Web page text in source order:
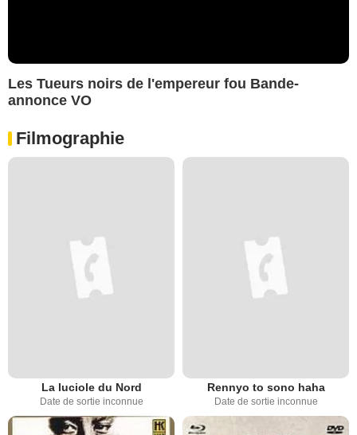
Les Tueurs noirs de l'empereur fou Bande-
annonce VO
Filmographie
La luciole du Nord
Date de sortie inconnue
Rennyo to sono haha
Date de sortie inconnue